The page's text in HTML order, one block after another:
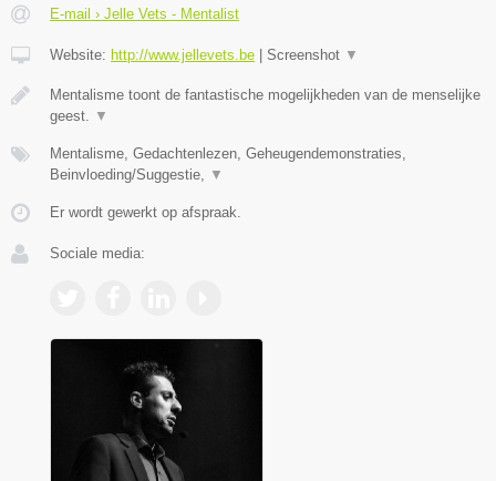
E-mail › Jelle Vets - Mentalist
Website: http://www.jellevets.be | Screenshot ▼
Mentalisme toont de fantastische mogelijkheden van de menselijke
geest.
▼
Mentalisme, Gedachtenlezen, Geheugendemonstraties,
Beinvloeding/Suggestie,
▼
Er wordt gewerkt op afspraak.
Sociale media: